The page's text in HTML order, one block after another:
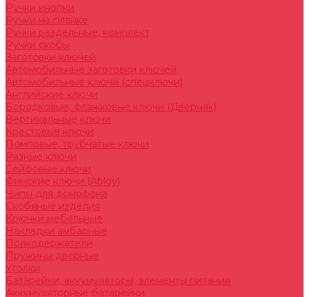
Ручки кнопки
Ручки на планке
Ручки раздельные, комплект
Ручки скобы
Заготовки ключей
Автомобильные заготовки ключей
Автомобильные ключи (спецключи)
Английские ключи
Бородковые, флажковые ключи (Дверняк)
Вертикальные ключи
Крестовые ключи
Помповые, трубчатые ключи
Разные ключи
Сейфовые ключи
Финские ключи (Abloy)
Чипы для домофона
Скобяные изделия
Крючки мебельные
Накладки амбарные
Полкодержатели
Пружины дверные
Уголки
Батарейки, аккумуляторы, элементы питания
Аккумуляторные батарейки